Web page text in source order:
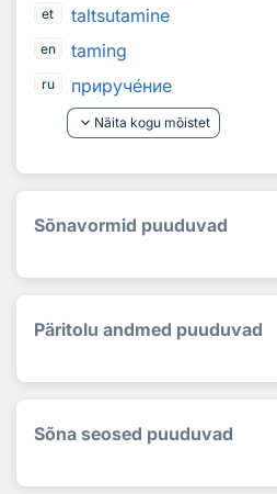
et
taltsutamine
en taming
ru приручение
keyboard_arrow_down Näita kogu mõistet
Sõnavormid puuduvad
Päritolu andmed puuduvad
Sõna seosed puuduvad